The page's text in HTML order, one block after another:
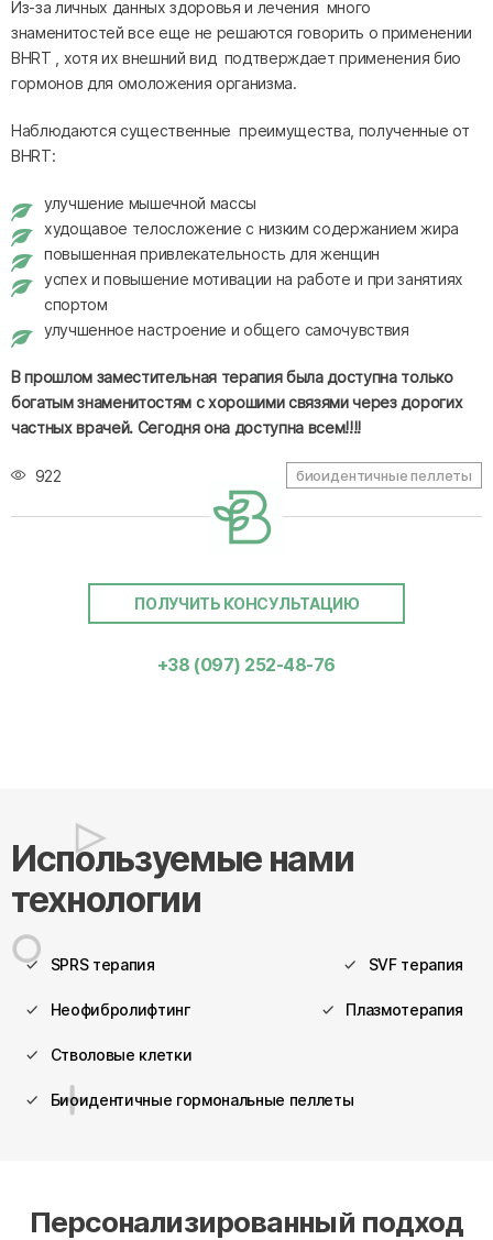
Из-за личных данных здоровья и лечения много
знаменитостей все еще не решаются говорить о применении
BHRT , хотя их внешний вид подтверждает применения био
гормонов для омоложения организма.
Наблюдаются существенные преимущества, полученные от
BHRT:
улучшение мышечной массы
худощавое телосложение с низким содержанием жира
повышенная привлекательность для женщин
успех и повышение мотивации на работе и при занятиях
спортом
улучшенное настроение и общего самочувствия
В прошлом заместительная терапия была доступна только
богатым знаменитостям с хорошими связями через дорогих
частных врачей. Сегодня она доступна всем!!!!
922 биоидентичные пеллеты
ПОЛУЧИТЬ КОНСУЛЬТАЦИЮ
+38 (097) 252-48-76
Используемые нами
технологии
SPRS терапия SVF терапия
Неофибролифтинг Плазмотерапия
Стволовые клетки
Биоидентичные гормональные пеллеты
Персонализированный подход